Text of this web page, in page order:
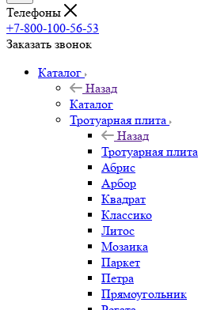
Телефоны
+7-800-100-56-53
Заказать звонок
Каталог
Назад
Каталог
Тротуарная плита
Назад
Тротуарная плита
Абрис
Арбор
Квадрат
Классико
Литос
Мозаика
Паркет
Петра
Прямоугольник